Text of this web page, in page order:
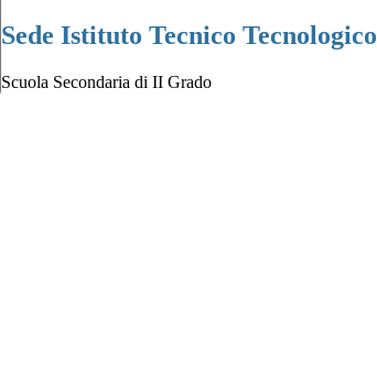
Sede Istituto Tecnico Tecnologico
Scuola Secondaria di II Grado